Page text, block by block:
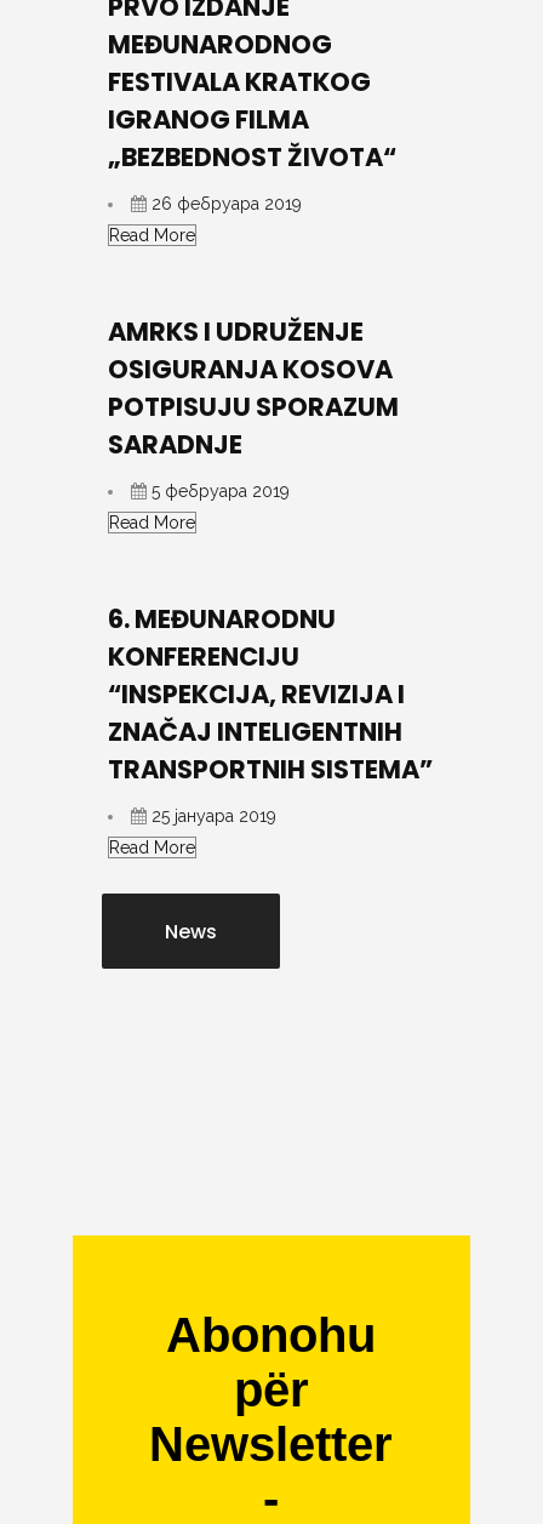
MEĐUNARODNOG
FESTIVALA KRATKOG
IGRANOG FILMA
„BEZBEDNOST ŽIVOTA“
26 фебруара 2019
Read More
AMRKS I UDRUŽENJE
OSIGURANJA KOSOVA
POTPISUJU SPORAZUM
SARADNJE
5 фебруара 2019
Read More
6. MEĐUNARODNU
KONFERENCIJU
“INSPEKCIJA, REVIZIJA I
ZNAČAJ INTELIGENTNIH
TRANSPORTNIH SISTEMA”
25 јануара 2019
Read More
News
Abonohu
për
Newsletter
-